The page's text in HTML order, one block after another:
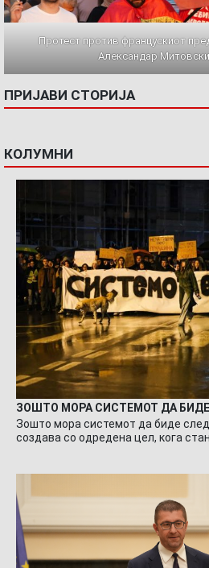
Протест против францускиот
Александар
ПРИЈАВИ СТОРИЈА
КОЛУМНИ
ЗОШТО МОРА СИСТЕМОТ ДА
Зошто мора системот да биде
создава со одредена цел, кога